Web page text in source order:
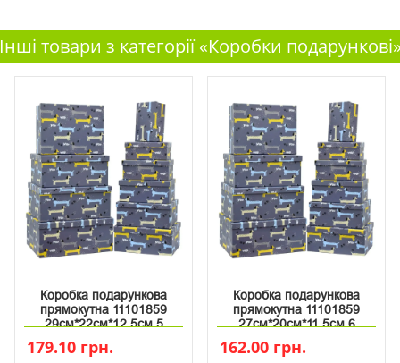
Інші товари з категорії «Коробки
Коробка подарункова
прямокутна 11101859
29см*22см*12.5см 5
179.10 грн.
Коробка подарункова
прямокутна 11101859
27см*20см*11.5см 6
162.00 грн.